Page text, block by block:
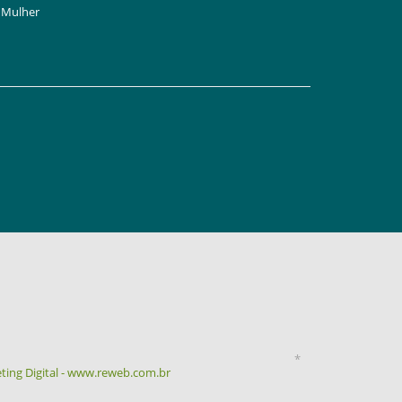
Mulher
Digital - www.reweb.com.br
*